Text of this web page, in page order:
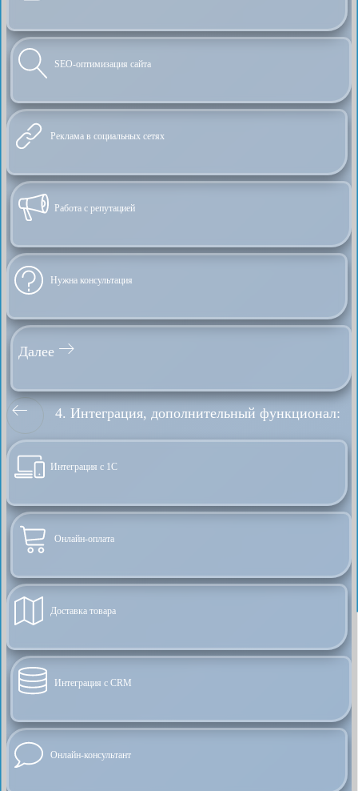
SEO-оптимизация сайта
Реклама в социальных сетях
Работа с репутацией
Нужна консультация
Далее
4. Интеграция, дополнительный функционал:
Интеграция с 1С
Онлайн-оплата
Доставка товара
Интеграция с CRM
Онлайн-консультант